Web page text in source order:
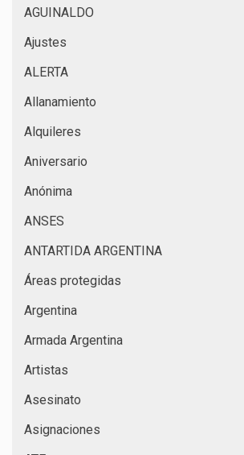
AGUINALDO
Ajustes
ALERTA
Allanamiento
Alquileres
Aniversario
Anónima
ANSES
ANTARTIDA ARGENTINA
Áreas protegidas
Argentina
Armada Argentina
Artistas
Asesinato
Asignaciones